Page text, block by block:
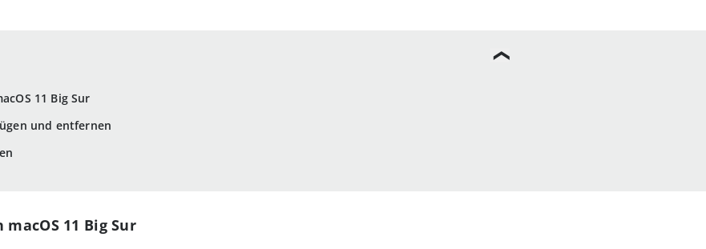
11 Big Sur
und entfernen
11 Big Sur